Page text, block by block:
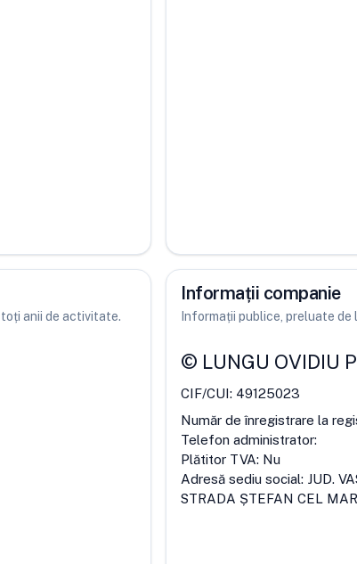
anii de activitate.
Informații companie
Informații publice, preluate
© LUNGU OVIDIU
CIF/CUI: 49125023
Număr de înregistrare la
Telefon administrator:
Plătitor TVA: Nu
Adresă sediu social: JUD.
STRADA ȘTEFAN CEL